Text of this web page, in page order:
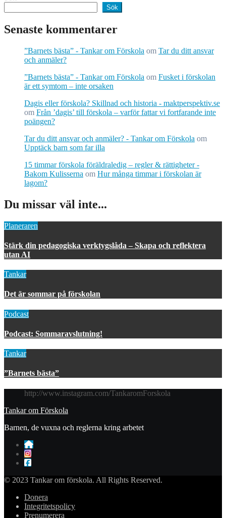
Sök
Senaste kommentarer
”Barnets bästa” - Tankar om Förskola om Tar du ditt ansvar
och anmäler?
”Barnets bästa” - Tankar om Förskola om Fusket i förskolan
är ett symtom – inte orsaken
Dagis eller förskola? Skillnad och historia - maktperspektiv.se
om Från ’dagis’ till förskola – varför fattar vi fortfarande inte
poängen?
Tar du ditt ansvar och anmäler? - Tankar om Förskola om
Upptäck barn som far illa
15 timmar förskola föräldraledig – regler & rättigheter -
Bakom Kulisserna om Hur många timmar i förskolan är
lagom?
Du missar väl inte...
Planeraren
Stärk din pedagogiska verktygslåda – Skapa och reflektera
utan AI
Tankar
Det är sommar på förskolan
Podcast
Podcast: Sommaravslutning!
Tankar
”Barnets bästa”
http://www.instagram.com/TankaromForskola
Tankar om Förskola
Barnen, de vuxna och reglerna kring arbetet
© 2023 Tankar om förskola. All Rights Reserved.
Donera
Integritetspolicy
Prenumerera